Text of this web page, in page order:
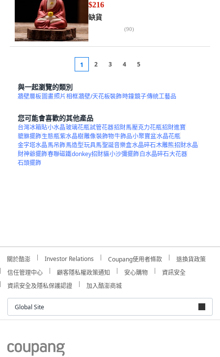
$216
缺貨
(90)
1 2 3 4 5
與一起瀏覽的類別
牆壁層板圖畫照片相框牆壁/天花板裝飾時鐘鏡子傳統工藝品
您可能會喜歡的其他產品
台灣冰箱貼小水晶玻璃花瓶試管花器招財馬壓克力花瓶招財進寶
貔貅擺飾生態瓶紫水晶樹雕像裝飾物牛飾品小聚寶盆水晶花瓶
金字塔水晶馬吊飾馬造型玩具馬聖誕音樂盒水晶碎石木雕熊招財水晶
財神爺擺飾春聯磁鐵donkey招財貓小沙彌擺飾白水晶碎石大花器
石頭擺飾
關於酷澎 Investor Relations Coupang使用者條款
退換貨政策
信任管理中心
顧客隱私權政策通知 安心購物
資訊安全
資訊安全及隱私保護認證
加入酷澎商城
Global Site